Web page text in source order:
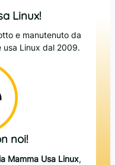
Linux!
e manutenuto da
usa Linux dal 2009.
noi!
Mamma Usa Linux,